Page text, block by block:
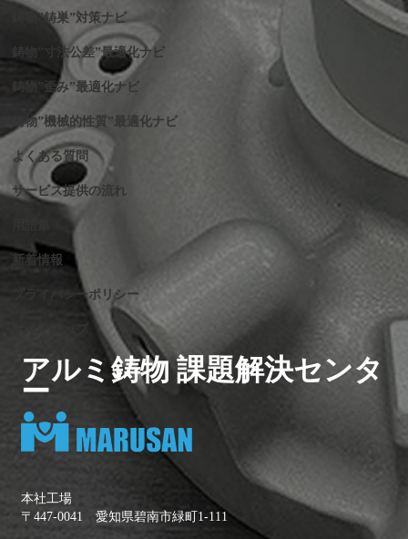
鋳物”鋳巣”対策ナビ
鋳物”寸法公差”最適化ナビ
鋳物”歪み”最適化ナビ
鋳物”機械的性質”最適化ナビ
よくある質問
サービス提供の流れ
新着情報
プライバシーポリシー
アルミ鋳物 課題解決センタ
ー
本社工場
〒447-0041 愛知県碧南市緑町1-111